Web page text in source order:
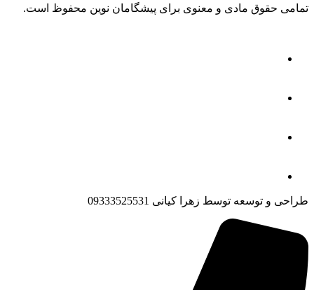
تمامی حقوق مادی و معنوی برای پیشگامان نوین محفوظ است.
طراحی و توسعه توسط زهرا کیانی 09333525531